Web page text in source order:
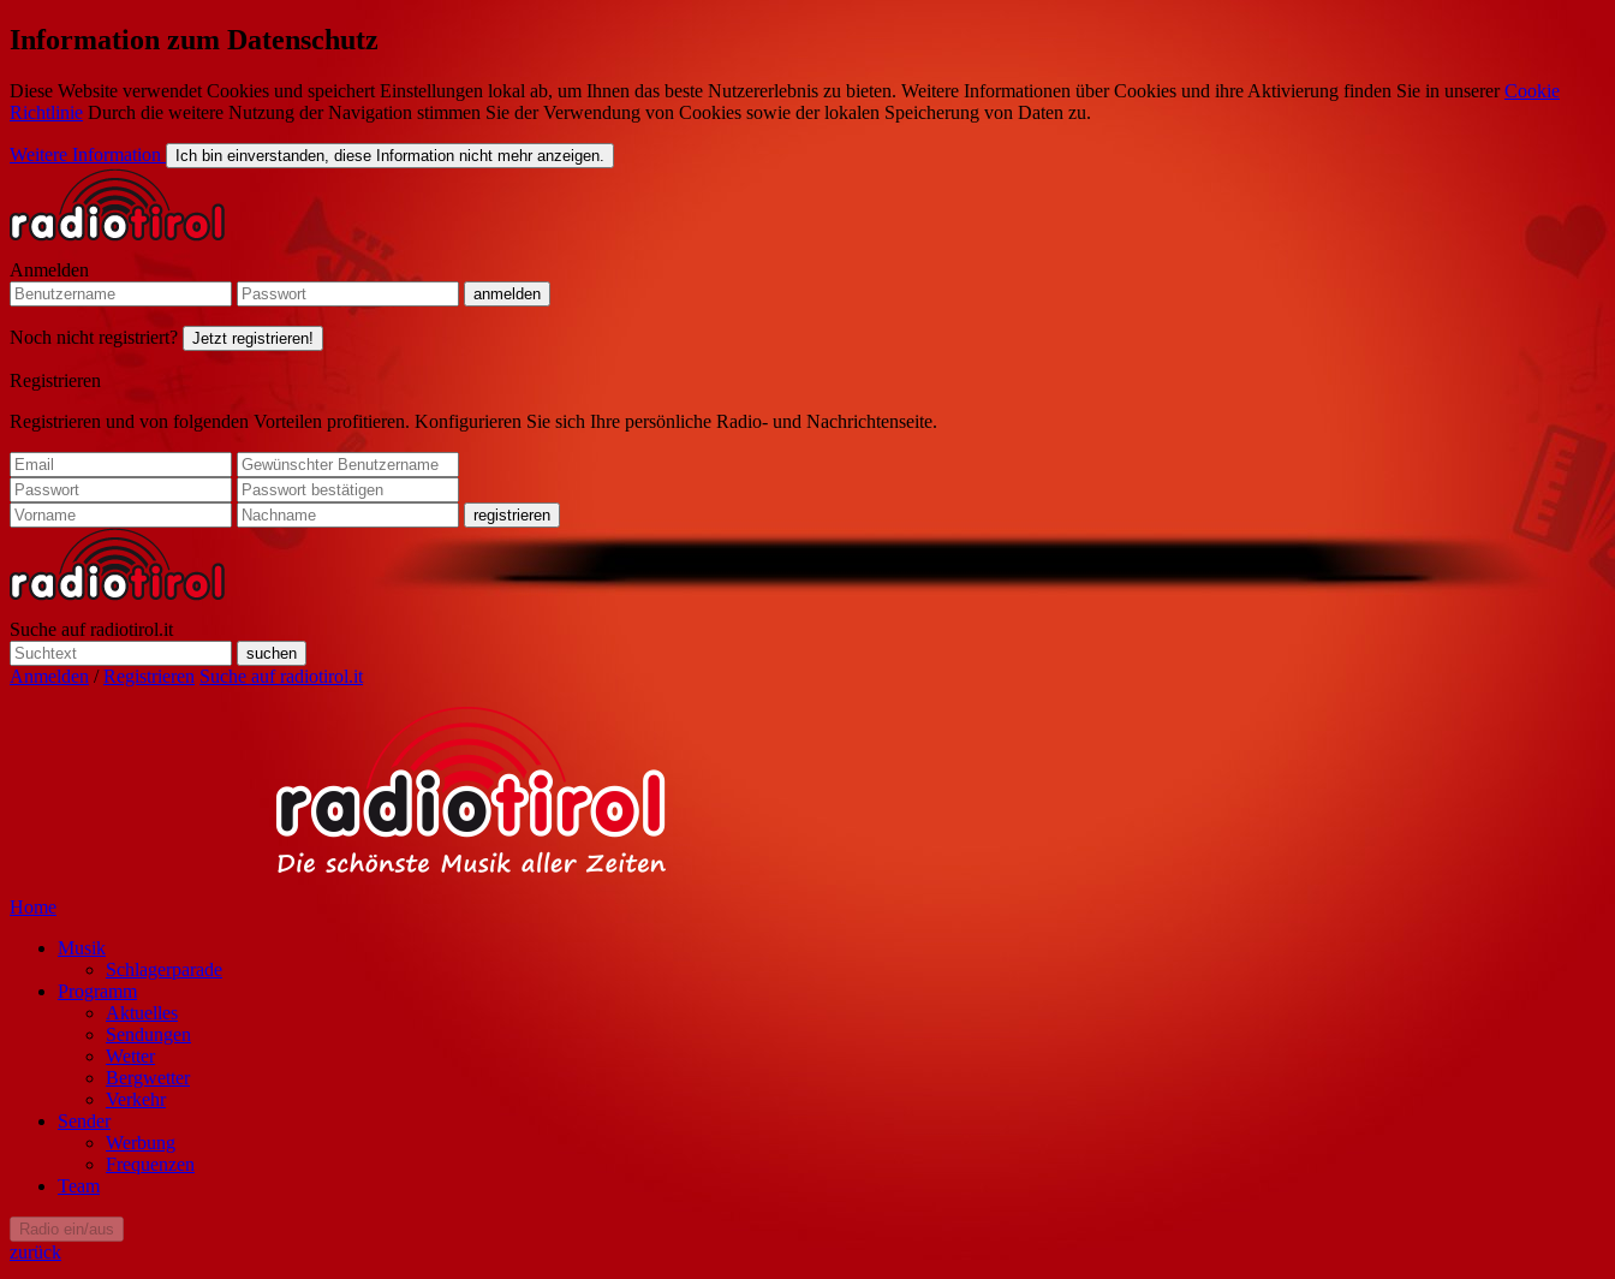
Information zum Datenschutz
Diese Website verwendet Cookies und speichert Einstellungen lokal ab, um Ihnen das beste Nutzererlebnis zu bieten. Weitere Informationen über Cookies und ihre Aktivierung finden Sie in unsererCookie
Richtlinie Durch die weitere Nutzung der Navigation stimmen Sie der Verwendung von Cookies sowie der lokalen Speicherung von Daten zu.
Weitere Information Ich bin einverstanden, diese Information nicht mehr anzeigen.
Anmelden
Noch nicht registriert? Jetzt registrieren!
Registrieren
Registrieren und von folgenden Vorteilen profitieren. Konfigurieren Sie sich Ihre persönliche Radio- und Nachrichtenseite.
Suche auf radiotirol.it
Anmelden /Registrieren Suche auf radiotirol.it
Home
Musik
Schlagerparade
Programm
Aktuelles
Sendungen
Wetter
Bergwetter
Verkehr
Sender
Werbung
Frequenzen
Team
Radio ein/aus
zurück